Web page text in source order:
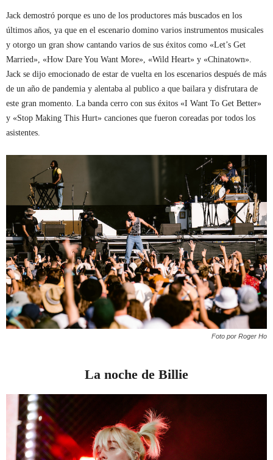
Jack demostró porque es uno de los productores más buscados en los
últimos años, ya que en el escenario domino varios instrumentos musicales
y otorgo un gran show cantando varios de sus éxitos como «Let’s Get
Married», «How Dare You Want More», «Wild Heart» y «Chinatown».
Jack se dijo emocionado de estar de vuelta en los escenarios después de más
de un año de pandemia y alentaba al publico a que bailara y disfrutara de
este gran momento. La banda cerro con sus éxitos «I Want To Get Better»
y «Stop Making This Hurt» canciones que fueron coreadas por todos los
asistentes.
Foto por Roger Ho
La noche de Billie